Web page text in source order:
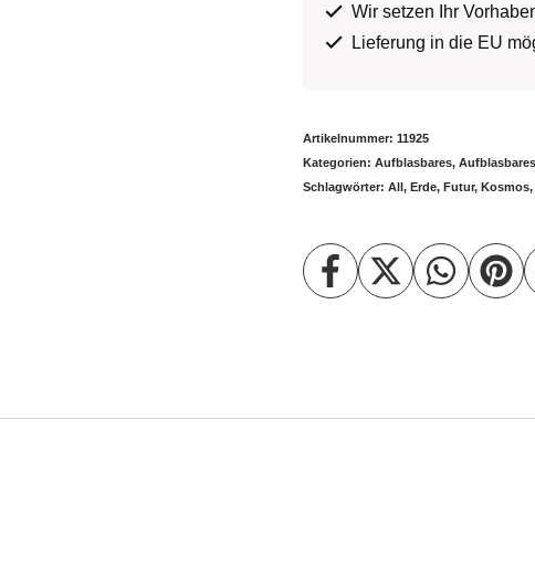
Wir setzen Ihr
Lieferung in die EU
Artikelnummer:11925
Kategorien:Aufblasbares,
Schlagwörter:All,Erde,Futur,Kosmos